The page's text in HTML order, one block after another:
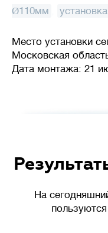
Ø110мм
Место установки
Московская
Дата монтажа: 21
На